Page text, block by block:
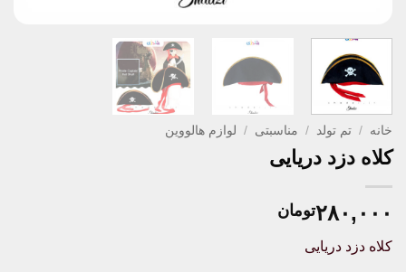
خانه / تم تولد / مناسبتی / لوازم هالووین
کلاه دزد دریایی
۲۸۰,۰۰۰تومان
کلاه دزد دریایی